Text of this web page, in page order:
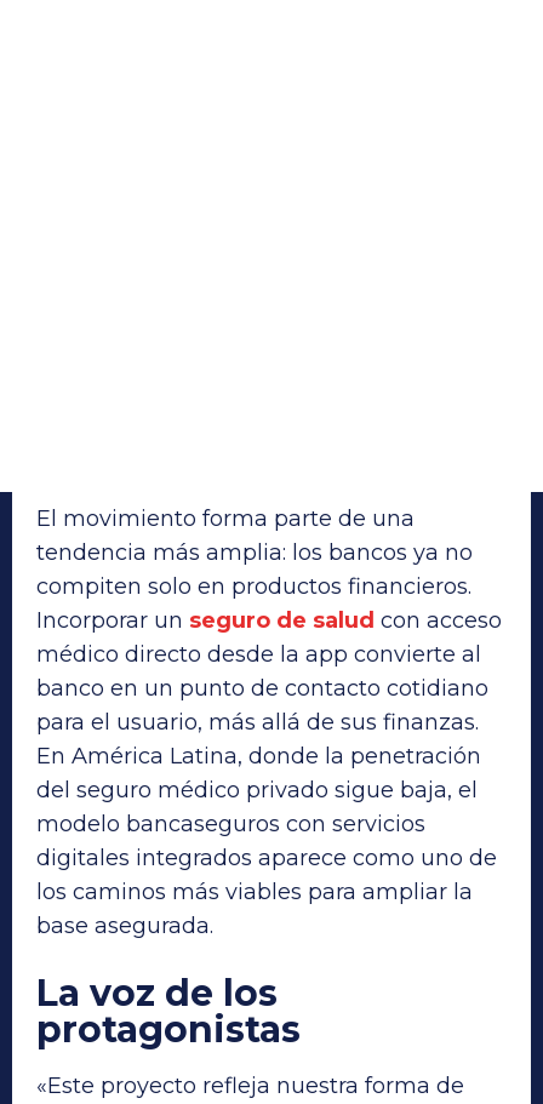
El movimiento forma parte de una
tendencia más amplia: los bancos ya no
compiten solo en productos financieros.
Incorporar un seguro de salud con acceso
médico directo desde la app convierte al
banco en un punto de contacto cotidiano
para el usuario, más allá de sus finanzas.
En América Latina, donde la penetración
del seguro médico privado sigue baja, el
modelo bancaseguros con servicios
digitales integrados aparece como uno de
los caminos más viables para ampliar la
base asegurada.
La voz de los
protagonistas
«Este proyecto refleja nuestra forma de